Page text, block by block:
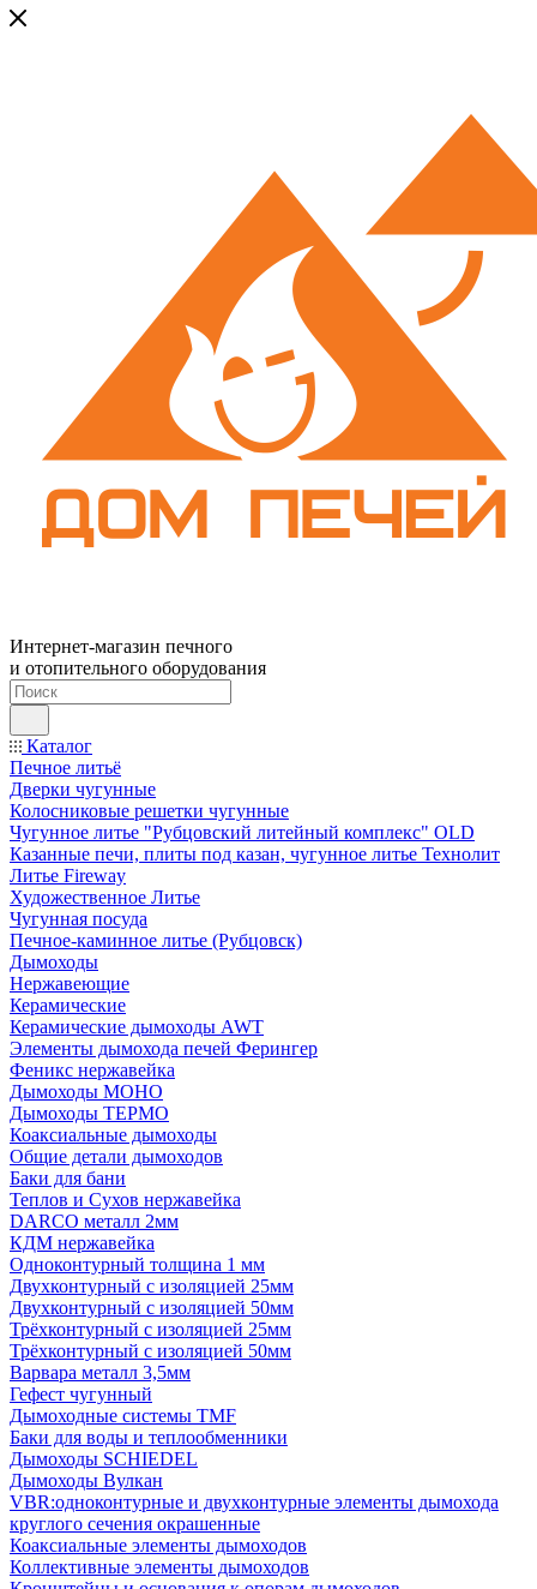
Интернет-магазин печного
и отопительного оборудования
Каталог
Печное литьё
Дверки чугунные
Колосниковые решетки чугунные
Чугунное литье "Рубцовский литейный комплекс" OLD
Казанные печи, плиты под казан, чугунное литье Технолит
Литье Fireway
Художественное Литье
Чугунная посуда
Печное-каминное литье (Рубцовск)
Дымоходы
Нержавеющие
Керамические
Керамические дымоходы AWT
Элементы дымохода печей Ферингер
Феникс нержавейка
Дымоходы МОНО
Дымоходы ТЕРМО
Коаксиальные дымоходы
Общие детали дымоходов
Баки для бани
Теплов и Сухов нержавейка
DARCO металл 2мм
КДМ нержавейка
Одноконтурный толщина 1 мм
Двухконтурный с изоляцией 25мм
Двухконтурный с изоляцией 50мм
Трёхконтурный с изоляцией 25мм
Трёхконтурный с изоляцией 50мм
Варвара металл 3,5мм
Гефест чугунный
Дымоходные системы TMF
Баки для воды и теплообменники
Дымоходы SCHIEDEL
Дымоходы Вулкан
VBR:одноконтурные и двухконтурные элементы дымохода
круглого сечения окрашенные
Коаксиальные элементы дымоходов
Коллективные элементы дымоходов